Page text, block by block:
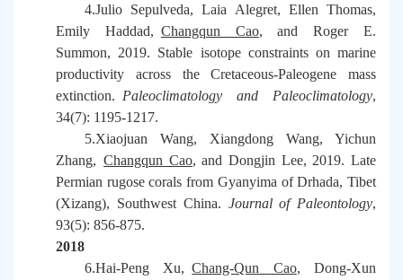
4.Julio Sepulveda, Laia Alegret, Ellen Thomas,
Emily Haddad, Changqun Cao, and Roger E.
Summon, 2019. Stable isotope constraints on marine
productivity across the Cretaceous-Paleogene mass
extinction. Paleoclimatology and Paleoclimatology,
34(7): 1195-1217.
5.Xiaojuan Wang, Xiangdong Wang, Yichun
Zhang, Changqun Cao, and Dongjin Lee, 2019. Late
Permian rugose corals from Gyanyima of Drhada, Tibet
(Xizang), Southwest China. Journal of Paleontology,
93(5): 856-875.
2018
6.Hai-Peng Xu,Chang-Qun Cao, Dong-Xun